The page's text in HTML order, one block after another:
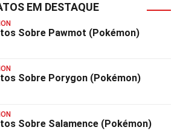
EM DESTAQUE
Sobre Pawmot (Pokémon)
Sobre Porygon (Pokémon)
Sobre Salamence (Pokémon)